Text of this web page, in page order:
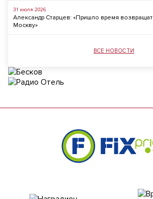
31 июля 2026
Александр Старцев: «Пришло время
Москву»
ВСЕ НОВОСТИ